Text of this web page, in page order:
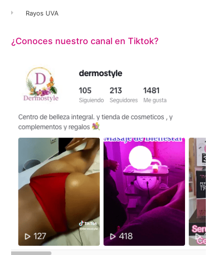
Rayos UVA
¿Conoces nuestro canal en Tiktok?